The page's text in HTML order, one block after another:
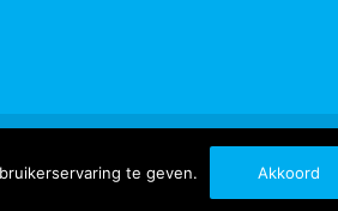
Vishandel Schot Tholente geven. Akkoord